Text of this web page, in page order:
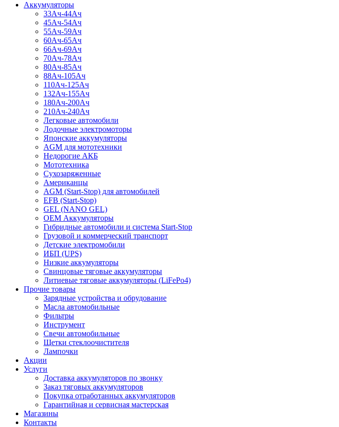
Аккумуляторы
33Ач-44Ач
45Ач-54Ач
55Ач-59Ач
60Ач-65Ач
66Ач-69Ач
70Ач-78Ач
80Ач-85Ач
88Ач-105Ач
110Ач-125Ач
132Ач-155Ач
180Ач-200Ач
210Ач-240Ач
Легковые автомобили
Лодочные электромоторы
Японские аккумуляторы
AGM для мототехники
Недорогие АКБ
Мототехника
Сухозаряженные
Американцы
AGM (Start-Stop) для автомобилей
EFB (Start-Stop)
GEL (NANO GEL)
OEM Аккумуляторы
Гибридные автомобили и система Start-Stop
Грузовой и коммерческий транспорт
Детские электромобили
ИБП (UPS)
Низкие аккумуляторы
Свинцовые тяговые аккумуляторы
Литиевые тяговые аккумуляторы (LiFePo4)
Прочие товары
Зарядные устройства и обрудование
Масла автомобильные
Фильтры
Инструмент
Свечи автомобильные
Щетки стеклоочистителя
Лампочки
Акции
Услуги
Доставка аккумуляторов по звонку
Заказ тяговых аккумуляторов
Покупка отработанных аккумуляторов
Гарантийная и сервисная мастерская
Магазины
Контакты